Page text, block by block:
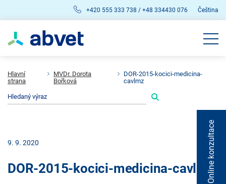
+420 555 333 738 / +48 334430 076 Čeština
Hlavní
strana
MVDr. Dorota
Bořková
DOR-2015-kocici-medicina-
cavlmz
9. 9. 2020
DOR-2015-kocici-medicina-cavlmz
Online konzultace